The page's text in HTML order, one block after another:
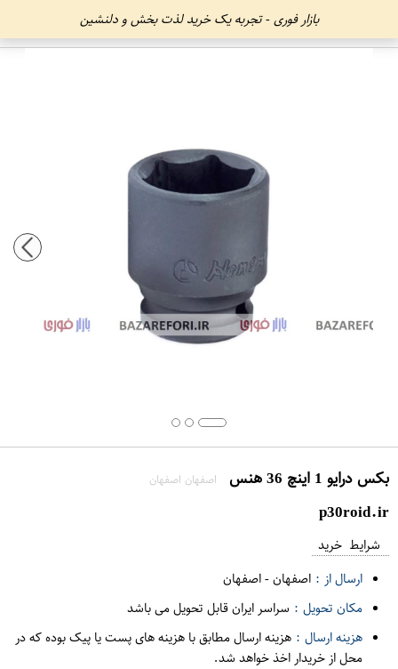
بازار فوری - تجربه یک خرید لذت بخش و دلنشین
بکس درایو 1 اینچ 36 هنس اصفهان اصفهان
p30roid.ir
شرایط خرید
ارسال از : اصفهان-اصفهان
مکان تحویل : سراسر ایران قابل تحویل می باشد
هزینه ارسال : هزینه ارسال مطابق با هزینه های پست یا پیک بوده که در
محل از خریدار اخذ خواهد شد.